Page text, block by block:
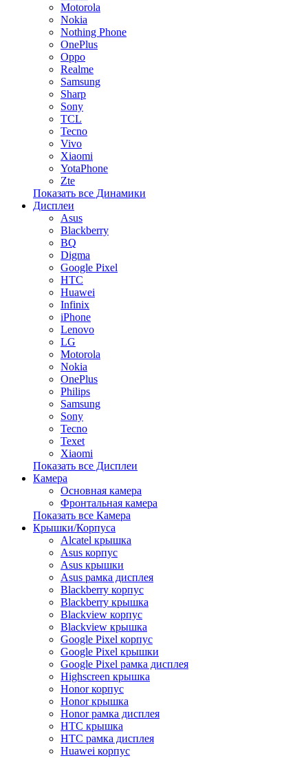
Motorola
Nokia
Nothing Phone
OnePlus
Oppo
Realme
Samsung
Sharp
Sony
TCL
Tecno
Vivo
Xiaomi
YotaPhone
Zte
Показать все Динамики
Дисплеи
Asus
Blackberry
BQ
Digma
Google Pixel
HTC
Huawei
Infinix
iPhone
Lenovo
LG
Motorola
Nokia
OnePlus
Philips
Samsung
Sony
Tecno
Texet
Xiaomi
Показать все Дисплеи
Камера
Основная камера
Фронтальная камера
Показать все Камера
Крышки/Корпуса
Alcatel крышка
Asus корпус
Asus крышки
Asus рамка дисплея
Blackberry корпус
Blackberry крышка
Blackview корпус
Blackview крышка
Google Pixel корпус
Google Pixel крышки
Google Pixel рамка дисплея
Highscreen крышка
Honor корпус
Honor крышка
Honor рамка дисплея
HTC крышка
HTC рамка дисплея
Huawei корпус